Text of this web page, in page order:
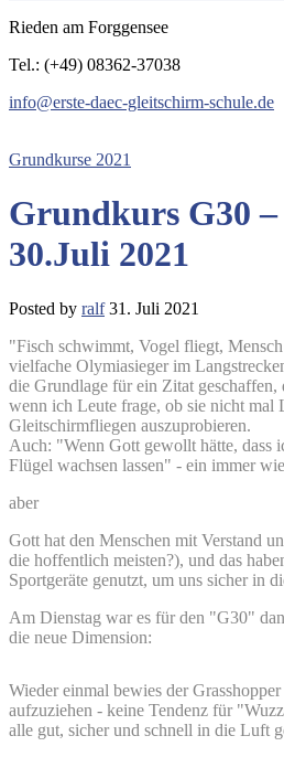
Rieden am Forggensee
Tel.: (+49) 08362-37038
info@erste-daec-gleitschirm-schule.de
Grundkurse 2021
Grundkurs G30 –
30.Juli 2021
Posted by ralf 31. Juli 2021
"Fisch schwimmt, Vogel fliegt,
vielfache Olymiasieger im
die Grundlage für ein Zitat geschaffen,
wenn ich Leute frage, ob sie nicht mal
Gleitschirmfliegen auszuprobieren.
Auch: "Wenn Gott gewollt hätte, dass
Flügel wachsen lassen" - ein immer
aber
Gott hat den Menschen mit Verstand
die hoffentlich meisten?), und das
Sportgeräte genutzt, um uns sicher in
Am Dienstag war es für den "G30"
die neue Dimension:
Wieder einmal bewies der
aufzuziehen - keine Tendenz für
alle gut, sicher und schnell in die Luft